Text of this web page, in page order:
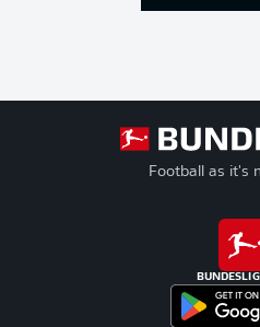
Football as it's